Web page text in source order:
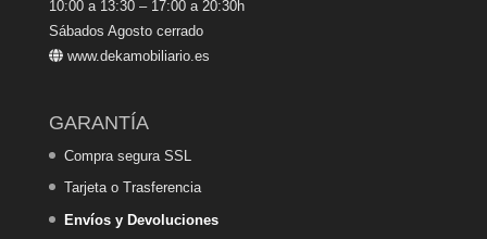
10:00 a 13:30 – 17:00 a 20:30h
Sábados Agosto cerrado
www.dekamobiliario.es
GARANTÍA
Compra segura SSL
Tarjeta o Trasferencia
Envíos y Devoluciones